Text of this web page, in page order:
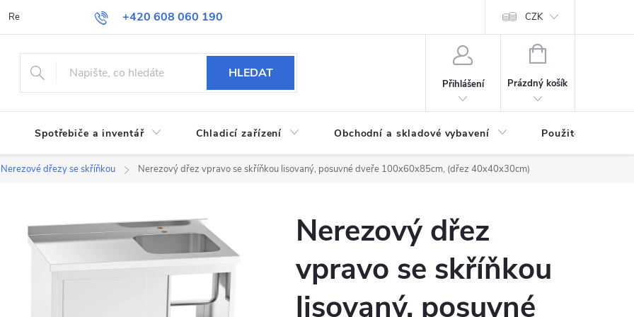
+420 608 060 190
Reklamace a vrácení zboží Obchodní podmínky CZK
HLEDAT
Přihlášení
NÁKUPNÍ
Prázdný košík
Spotřebiče a inventář Chladicí zařízení Obchodní a skladové vybavení Použité
Nerezové dřezy se skříňkou Nerezový dřez vpravo se skříňkou lisovaný, posuvné dveře 100x60x85cm, (dřez 40x40x30cm)
Nerezový dřez
vpravo se skříňkou
lisovaný, posuvné